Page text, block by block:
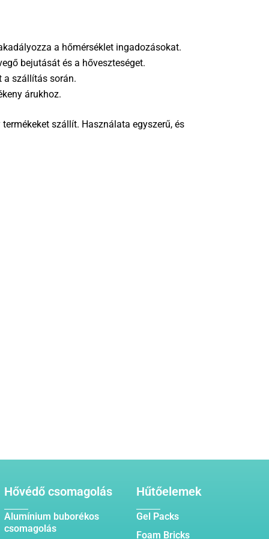
a hőmérséklet ingadozásokat.
bejutását és a hőveszteséget.
a szállítás során.
árukhoz.
szállít. Használata egyszerű, és
Hővédő csomagolás
Alumínium buborékos
csomagolás
Hűtőelemek
Gel Packs
Foam Bricks